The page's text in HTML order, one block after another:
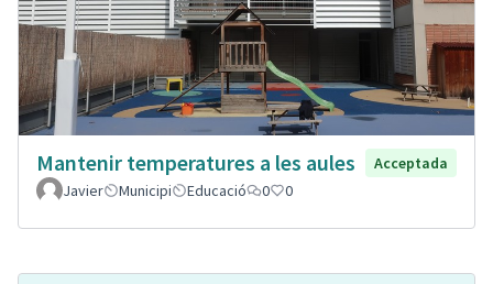
Mantenir temperatures a les aules
Acceptada
Javier
Municipi Educació 0 0